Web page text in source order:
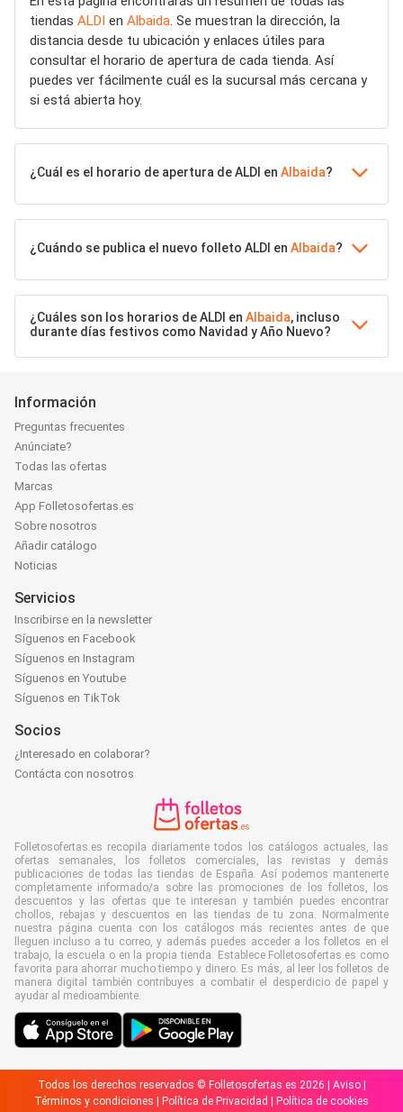
tiendas ALDI en Albaida. Se muestran la dirección, la
distancia desde tu ubicación y enlaces útiles para
consultar el horario de apertura de cada tienda. Así
puedes ver fácilmente cuál es la sucursal más cercana y
si está abierta hoy.
¿Cuál es el horario de apertura de ALDI en Albaida?
¿Cuándo se publica el nuevo folleto ALDI en Albaida?
¿Cuáles son los horarios de ALDI en Albaida, incluso
durante días festivos como Navidad y Año Nuevo?
Información
Preguntas frecuentes
Anúnciate?
Todas las ofertas
Marcas
App Folletosofertas.es
Sobre nosotros
Añadir catálogo
Noticias
Servicios
Inscribirse en la newsletter
Síguenos en Facebook
Síguenos en Instagram
Síguenos en Youtube
Síguenos en TikTok
Socios
¿Interesado en colaborar?
Contácta con nosotros
Folletosofertas.es recopila diariamente todos los catálogos actuales, las
ofertas semanales, los folletos comerciales, las revistas y demás
publicaciones de todas las tiendas de España. Así podemos mantenerte
completamente informado/a sobre las promociones de los folletos, los
descuentos y las ofertas que te interesan y también puedes encontrar
chollos, rebajas y descuentos en las tiendas de tu zona. Normalmente
nuestra página cuenta con los catálogos más recientes antes de que
lleguen incluso a tu correo, y además puedes acceder a los folletos en el
trabajo, la escuela o en la propia tienda. Establece Folletosofertas.es como
favorita para ahorrar mucho tiempo y dinero. Es más, al leer los folletos de
manera digital también contribuyes a combatir el desperdicio de papel y
ayudar al medioambiente.
Todos los derechos reservados © Folletosofertas.es 2026 | Aviso|
Términos y condiciones
Política de Privacidad Política de cookies